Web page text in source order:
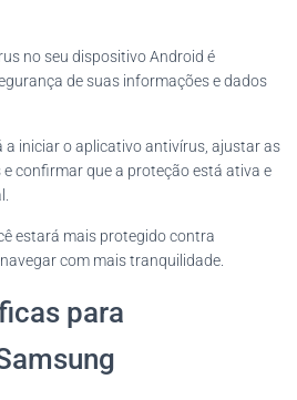
no seu dispositivo Android é
de suas informações e dados
a iniciar o aplicativo antivírus, ajustar as
confirmar que a proteção está ativa e
estará mais protegido contra
com mais tranquilidade.
para